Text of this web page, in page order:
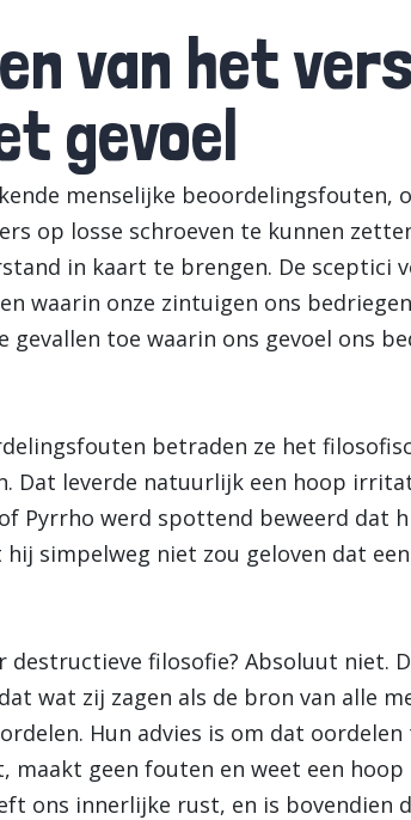
van het
gevoel
menselijke beoordelingsfouten,
op losse schroeven te kunnen
in kaart te brengen. De sceptici
waarin onze zintuigen ons
gevallen toe waarin ons gevoel ons
betraden ze het
Dat leverde natuurlijk een hoop
Pyrrho werd spottend beweerd dat
simpelweg niet zou geloven dat
filosofie? Absoluut niet.
wat zij zagen als de bron van alle
Hun advies is om dat oordelen
geen fouten en weet een hoop
ons innerlijke rust, en is bovendien